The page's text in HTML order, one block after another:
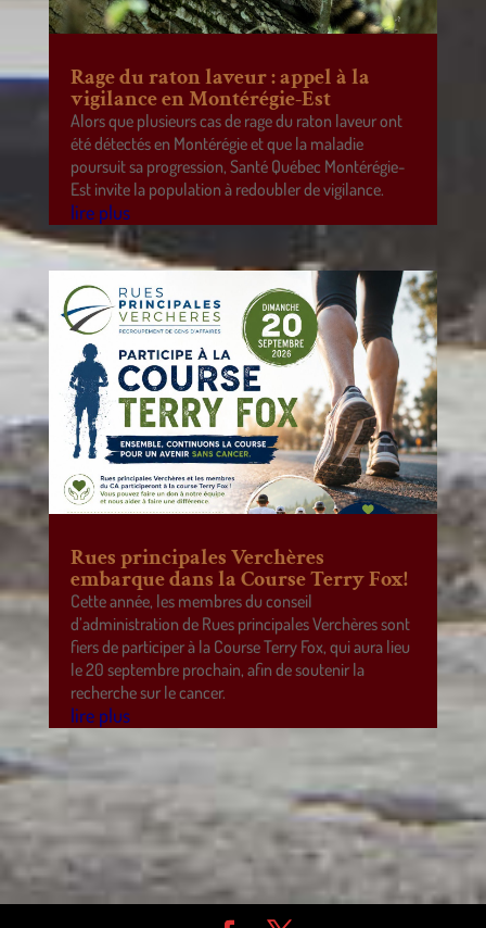
Rage du raton laveur : appel à la
vigilance en Montérégie-Est
Alors que plusieurs cas de rage du raton laveur ont
été détectés en Montérégie et que la maladie
poursuit sa progression, Santé Québec Montérégie-
Est invite la population à redoubler de vigilance.
lire plus
Rues principales Verchères
embarque dans la Course Terry Fox!
Cette année, les membres du conseil
d’administration de Rues principales Verchères sont
fiers de participer à la Course Terry Fox, qui aura lieu
le 20 septembre prochain, afin de soutenir la
recherche sur le cancer.
lire plus